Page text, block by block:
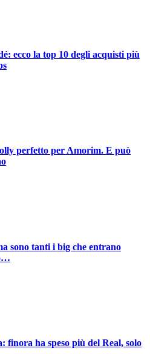
ecco la top 10 degli acquisti più
perfetto per Amorim. E può
sono tanti i big che entrano
finora ha speso più del Real, solo